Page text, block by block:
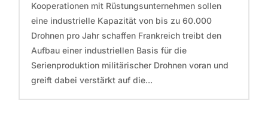
Kooperationen mit Rüstungsunternehmen sollen
eine industrielle Kapazität von bis zu 60.000
Drohnen pro Jahr schaffen Frankreich treibt den
Aufbau einer industriellen Basis für die
Serienproduktion militärischer Drohnen voran und
greift dabei verstärkt auf die...